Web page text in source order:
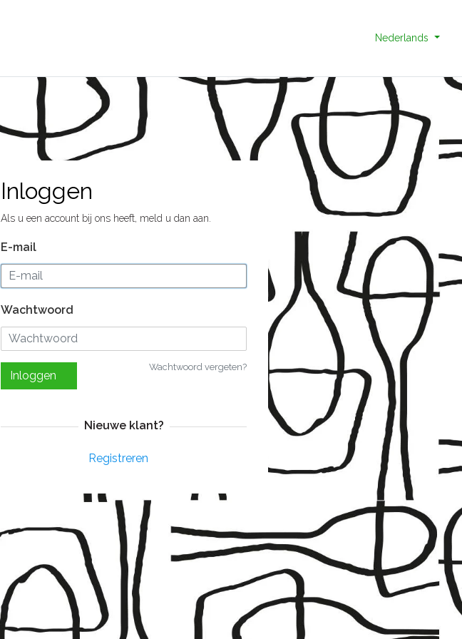
Nederlands
Inloggen
Als u een account bij ons heeft, meld u dan aan.
E-mail
Wachtwoord
Wachtwoord vergeten?
Inloggen
Nieuwe klant?
Registreren